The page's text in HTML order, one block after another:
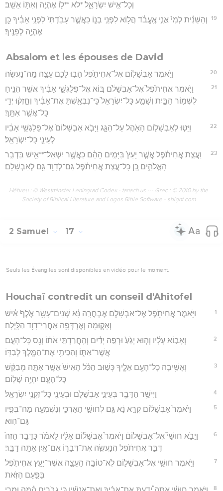
וְכָל־אִ֣ישׁ יִשְׂרָאֵ֑ל *לא **ל֥וֹ אֶהְיֶ֖ה וְאִתּ֥וֹ אֵשֵֽׁב׃
19
וְהַשֵּׁנִ֗ית לְמִי֙ אֲנִ֣י אֶֽעֱבֹ֔ד הֲל֖וֹא לִפְנֵ֣י בְנ֑וֹ כַּאֲשֶׁ֤ר עָבַ֙דְתִּי֙ לִפְנֵ֣י אָבִ֔יךָ כֵּ֖ן
אֶהְיֶ֥ה לְפָנֶֽיךָ׃
Absalom et les épouses de David
20 וַיֹּ֥אמֶר אַבְשָׁל֖וֹם אֶל־אֲחִיתֹ֑פֶל הָב֥וּ לָכֶ֛ם עֵצָ֖ה מַֽה־נַּעֲשֶֽׂה׃
21
וַיֹּ֤אמֶר אֲחִיתֹ֙פֶל֙ אֶל־אַבְשָׁלֹ֔ם בּ֚וֹא אֶל־פִּלַגְשֵׁ֣י אָבִ֔יךָ אֲשֶׁ֥ר הִנִּ֖יחַ
לִשְׁמ֣וֹר הַבָּ֑יִת וְשָׁמַ֤ע כָּל־יִשְׂרָאֵל֙ כִּֽי־נִבְאַ֣שְׁתָּ אֶת־אָבִ֔יךָ וְחָ֣זְק֔וּ יְדֵ֖י
כָּל־אֲשֶׁ֥ר אִתָּֽךְ׃
22
וַיַּטּ֧וּ לְאַבְשָׁל֛וֹם הָאֹ֖הֶל עַל־הַגָּ֑ג וַיָּבֹ֤א אַבְשָׁלוֹם֙ אֶל־פִּֽלַגְשֵׁ֣י אָבִ֔יו
לְעֵינֵ֖י כָּל־יִשְׂרָאֵֽל׃
23
וַעֲצַ֣ת אֲחִיתֹ֗פֶל אֲשֶׁ֤ר יָעַץ֙ בַּיָּמִ֣ים הָהֵ֔ם כַּאֲשֶׁ֥ר יִשְׁאַל־**אִ֖ישׁ בִּדְבַ֣ר
הָאֱלֹהִ֑ים כֵּ֚ן כָּל־עֲצַ֣ת אֲחִיתֹ֔פֶל גַּם־לְדָוִ֖ד גַּ֥ם לְאַבְשָׁלֹֽם׃
Hébreu : © Westminster Leningrad Codex - tanach.us --- Grec : © 2010 by the
Society of Biblical Literature and Logos Bible Software - sblgnt.com
2 Samuel 17
Seuls les Évangiles sont disponibles en vidéo pour le moment.
Houchaï contredit un conseil d'Ahitofel
1
וַיֹּ֥אמֶר אֲחִיתֹ֖פֶל אֶל־אַבְשָׁלֹ֑ם אֶבְחֲרָ֣ה נָּ֗א שְׁנֵים־עָשָׂ֥ר אֶ֙לֶף֙ אִ֔ישׁ
וְאָק֛וּמָה וְאֶרְדְּפָ֥ה אַחֲרֵי־דָוִ֖ד הַלָּֽיְלָה׃
2
וְאָב֣וֹא עָלָ֗יו וְה֤וּא יָגֵ֙עַ֙ וּרְפֵ֣ה יָדַ֔יִם וְהַֽחֲרַדְתִּ֣י אֹת֔וֹ וְנָ֖ס כָּל־הָעָ֣ם
אֲשֶׁר־אִתּ֑וֹ וְהִכֵּיתִ֥י אֶת־הַמֶּ֖לֶךְ לְבַדּֽוֹ׃
3
וְאָשִׁ֥יבָה כָל־הָעָ֖ם אֵלֶ֑יךָ כְּשׁ֣וּב הַכֹּ֔ל הָאִישׁ֙ אֲשֶׁ֣ר אַתָּ֣ה מְבַקֵּ֔שׁ
כָּל־הָעָ֖ם יִהְיֶ֥ה שָׁלֽוֹם׃
4 וַיִּישַׁ֥ר הַדָּבָ֖ר בְּעֵינֵ֣י אַבְשָׁלֹ֑ם וּבְעֵינֵ֖י כָּל־זִקְנֵ֥י יִשְׂרָאֵֽל׃
5
וַיֹּ֙אמֶר֙ אַבְשָׁל֔וֹם קְרָ֣א נָ֔א גַּ֖ם לְחוּשַׁ֣י הָאַרְכִּ֑י וְנִשְׁמְעָ֥ה מַה־בְּפִ֖יו
גַּם־הֽוּא׃
6
וַיָּבֹ֣א חוּשַׁי֮ אֶל־אַבְשָׁלוֹם֒ וַיֹּאמֶר֩ אַבְשָׁל֨וֹם אֵלָ֜יו לֵאמֹ֗ר כַּדָּבָ֤ר הַזֶּה֙
דִּבֶּ֣ר אֲחִיתֹ֔פֶל הֲנַעֲשֶׂ֖ה אֶת־דְּבָר֑וֹ אִם־אַ֖יִן אַתָּ֥ה דַבֵּֽר׃
7
וַיֹּ֥אמֶר חוּשַׁ֖י אֶל־אַבְשָׁל֑וֹם לֹֽא־טוֹבָ֧ה הָעֵצָ֛ה אֲשֶׁר־יָעַ֥ץ אֲחִיתֹ֖פֶל
בַּפַּ֥עַם הַזֹּֽאת׃
8